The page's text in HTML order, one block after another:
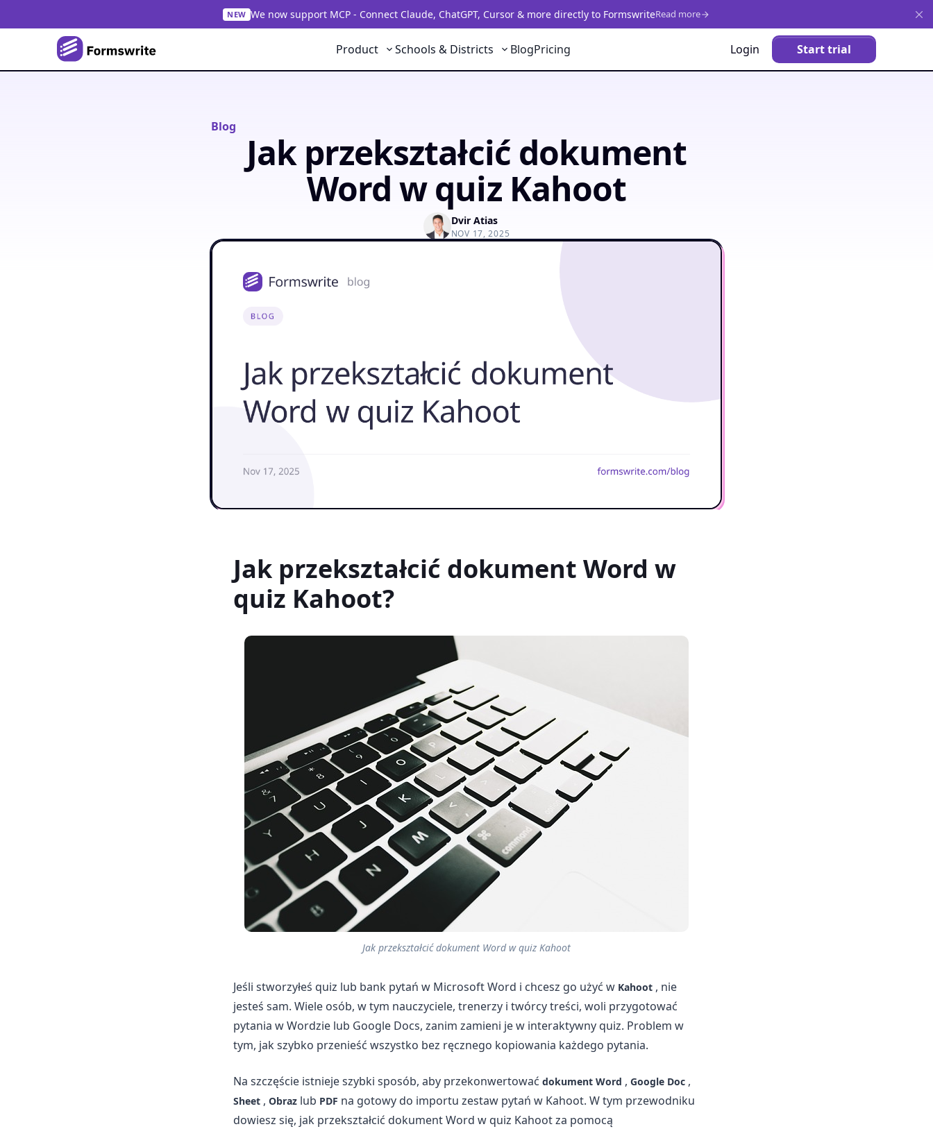
NEW We now support MCP - Connect Claude, ChatGPT, Cursor & more directly to FormswriteRead more
Product Schools & Districts BlogPricing Login Start trial
Blog
Jak przekształcić dokument
Word w quiz Kahoot
Dvir Atias
NOV 17, 2025
Jak przekształcić dokument Word w
quiz Kahoot?
Jak przekształcić dokument Word w quiz Kahoot
Jeśli stworzyłeś quiz lub bank pytań w Microsoft Word i chcesz go użyć w Kahoot , nie
jesteś sam. Wiele osób, w tym nauczyciele, trenerzy i twórcy treści, woli przygotować
pytania w Wordzie lub Google Docs, zanim zamieni je w interaktywny quiz. Problem w
tym, jak szybko przenieść wszystko bez ręcznego kopiowania każdego pytania.
Na szczęście istnieje szybki sposób, aby przekonwertować dokument Word , Google Doc ,
Sheet , Obraz lub PDF na gotowy do importu zestaw pytań w Kahoot. W tym przewodniku
dowiesz się, jak przekształcić dokument Word w quiz Kahoot za pomocą